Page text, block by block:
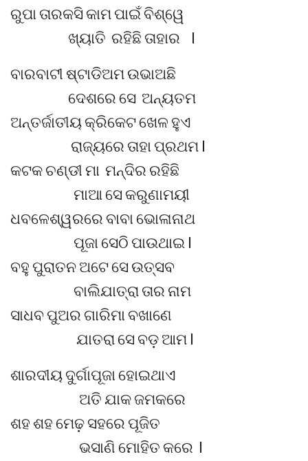
ରୁପା ତାରକସି କାମ ପାଇଁ ବିଶ୍ୱେ
ଖ୍ୟାତି ରହିଛି ତାହାର l
ବାରବାଟୀ ଷ୍ଟାଡିଅମ ଉଭାଅଛି
ଦେଶରେ ସେ ଅନ୍ୟତମ
ଅନ୍ତର୍ଜାତୀୟ କ୍ରିକେଟ ଖେଳ ହୁଏ
ରାଜ୍ୟରେ ତାହା ପ୍ରଥମ l
କଟକ ଚଣ୍ଡୀ ମା ମନ୍ଦିର ରହିଛି
ମାଆ ସେ କରୁଣାମୟୀ
ଧବଳେଶ୍ୱରରେ ବାବା ଭୋଳାନାଥ
ପୂଜା ସେଠି ପାଉଥାଇ l
ବହୁ ପୁରାତନ ଅଟେ ସେ ଉତ୍ସବ
ବାଲିଯାତ୍ରା ତାର ନାମ
ସାଧବ ପୁଅର ଗାରିମା ବଖାଣେ
ଯାତରା ସେ ବଡ଼ ଆମ l
ଶାରଦୀୟ ଦୁର୍ଗାପୂଜା ହୋଇଥାଏ
ଅତି ଯାକ ଜମକରେ
ଶହ ଶହ ମେଢ଼ ସହରେ ପୂଜିତ
ଭସାଣି ମୋହିତ କରେ l